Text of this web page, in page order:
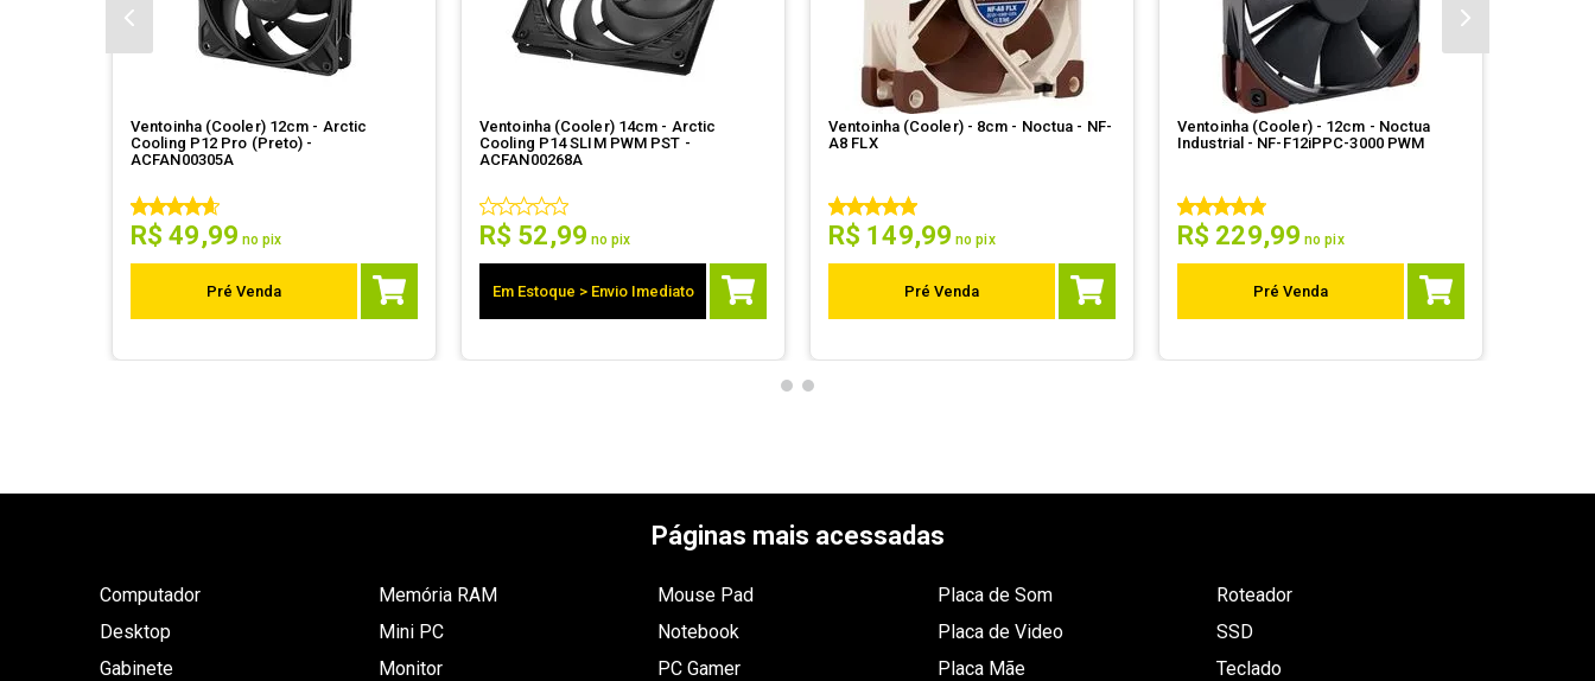
Ventoinha (Cooler) 12cm - Arctic
Cooling P12 Pro (Preto) -
ACFAN00305A
R$ 49,99 no pix
Pré Venda
Ventoinha (Cooler) 14cm - Arctic
Cooling P14 SLIM PWM PST -
ACFAN00268A
R$ 52,99 no pix
Em Estoque > Envio Imediato
Ventoinha (Cooler) - 8cm - Noctua - NF-
A8 FLX
R$ 149,99 no pix
Pré Venda
Ventoinha (Cooler) - 12cm - Noctua
Industrial - NF-F12iPPC-3000 PWM
R$ 229,99 no pix
Pré Venda
Páginas mais acessadas
Computador
Desktop
Gabinete
Memória RAM
Mini PC
Monitor
Mouse Pad
Notebook
PC Gamer
Placa de Som
Placa de Video
Placa Mãe
Roteador
SSD
Teclado